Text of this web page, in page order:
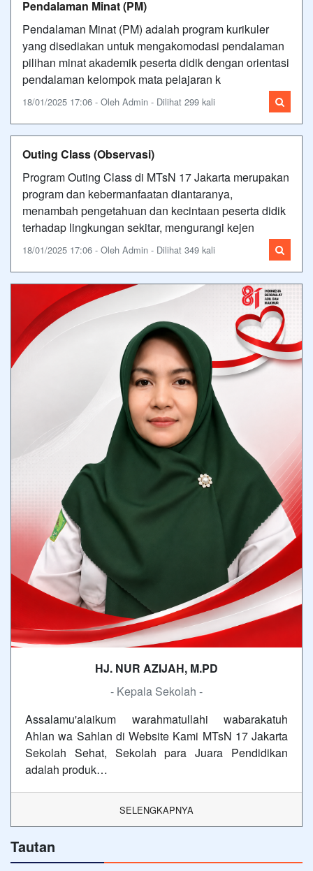
Pendalaman Minat (PM)
Pendalaman Minat (PM) adalah program kurikuler
yang disediakan untuk mengakomodasi pendalaman
pilihan minat akademik peserta didik dengan orientasi
pendalaman kelompok mata pelajaran k
18/01/2025 17:06 - Oleh Admin - Dilihat 299 kali
Outing Class (Observasi)
Program Outing Class di MTsN 17 Jakarta merupakan
program dan kebermanfaatan diantaranya,
menambah pengetahuan dan kecintaan peserta didik
terhadap lingkungan sekitar, mengurangi kejen
18/01/2025 17:06 - Oleh Admin - Dilihat 349 kali
HJ. NUR AZIJAH, M.PD
- Kepala Sekolah -
Assalamu'alaikum warahmatullahi wabarakatuh
Ahlan wa Sahlan di Website Kami MTsN 17 Jakarta
Sekolah Sehat, Sekolah para Juara Pendidikan
adalah produk…
SELENGKAPNYA
Tautan